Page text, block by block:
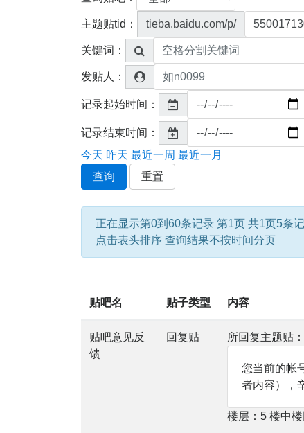
主题贴tid： tieba.baidu.com/p/
关键词：
发贴人：
记录起始时间：
记录结束时间：
今天 昨天 最近一周 最近一月
查询
重置
正在显示第0到60条记录 第1页 共1页5条
点击表头排序 查询结果不按时间分页
贴吧名 贴子类型 内容
贴吧意见反
馈
回复贴 所回复主题贴：
您当前的帐
者内容），
楼层：5 楼中